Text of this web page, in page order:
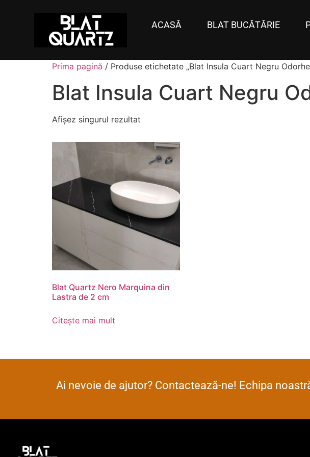
ACASĂ BLAT BUCĂTĂRIE
Prima pagină / Produse etichetate „Blat Insula Cuart Negru
Blat Insula Cuart Negru
Afișez singurul rezultat
Blat Quartz Nero Marquina din
Lastra de 2 cm
Citește mai mult
Ai nevoie de ajutor? Contactează-ne! Echipa